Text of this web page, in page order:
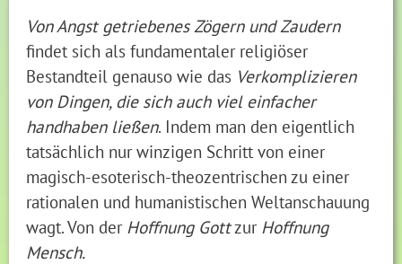
Von Angst getriebenes Zögern und Zaudern
findet sich als fundamentaler religiöser
Bestandteil genauso wie das Verkomplizieren
von Dingen, die sich auch viel einfacher
handhaben ließen. Indem man den eigentlich
tatsächlich nur winzigen Schritt von einer
magisch-esoterisch-theozentrischen zu einer
rationalen und humanistischen Weltanschauung
wagt. Von der Hoffnung Gottzur Hoffnung
Mensch.